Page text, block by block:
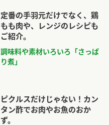
定番の手羽元だけでなく、鶏
もも肉や、レンジのレシピも
ご紹介。
調味料や素材いろいろ「さっぱ
り煮」
ピクルスだけじゃない！カン
タン酢でお肉やお魚のおか
ず。